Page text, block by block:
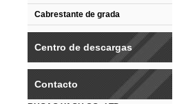
Cabrestante de grada
Centro de descargas
Contacto